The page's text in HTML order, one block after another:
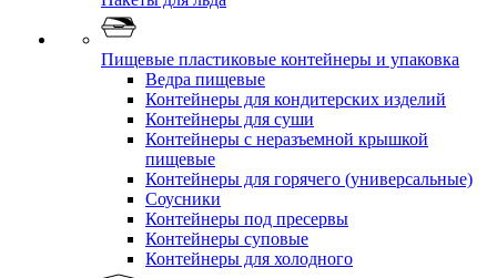
Пищевые пластиковые контейнеры и упаковка
Ведра пищевые
Контейнеры для кондитерских изделий
Контейнеры для суши
Контейнеры с неразъемной крышкой
пищевые
Контейнеры для горячего (универсальные)
Соусники
Контейнеры под пресервы
Контейнеры суповые
Контейнеры для холодного